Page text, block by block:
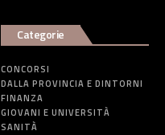
Categorie
CONCORSI
DALLA PROVINCIA E DINTORNI
FINANZA
GIOVANI E UNIVERSITÀ
SANITÀ